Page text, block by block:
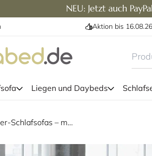
NEU: Jetzt auch
Aktion bis
Liegen und Daybeds
Designer-Schlafsofas – mehr als bloß Schönheit